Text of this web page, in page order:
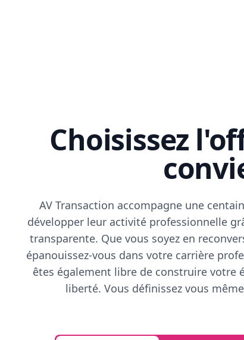
Choisissez
AV Transaction accompagne une
développer leur activité professionnelle
transparente. Que vous soyez en
épanouissez-vous dans votre carrière
êtes également libre de construire votre
liberté. Vous définissez vous